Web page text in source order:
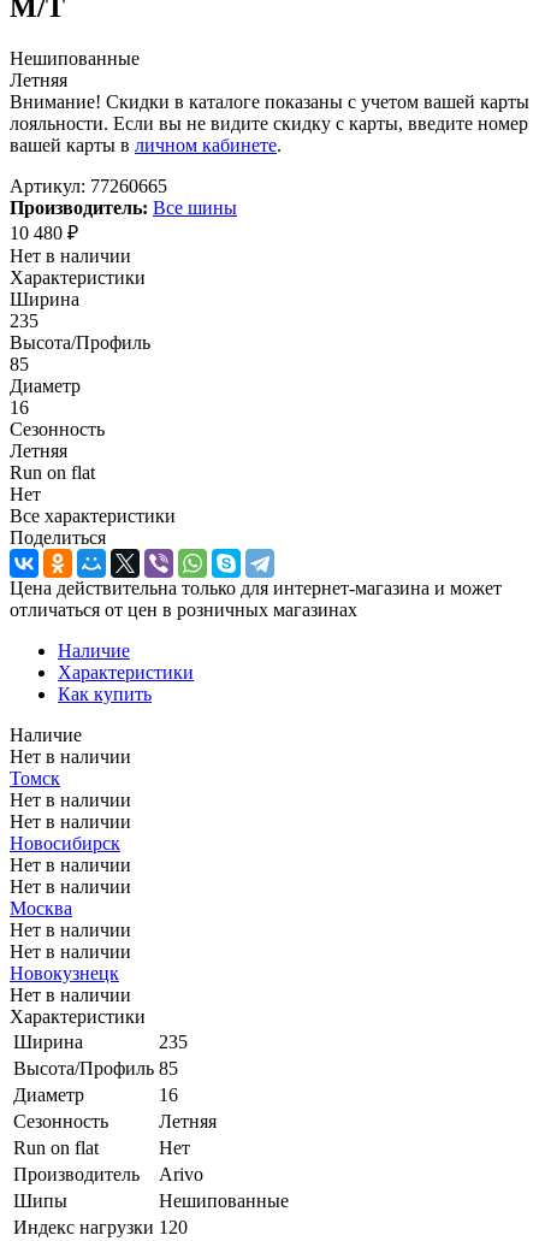
M/T
Нешипованные
Летняя
Внимание! Скидки в каталоге показаны с учетом вашей карты
лояльности. Если вы не видите скидку с карты, введите номер
вашей карты в личном кабинете.
Артикул: 77260665
Производитель: Все шины
10 480 ₽
Нет в наличии
Характеристики
Ширина
235
Высота/Профиль
85
Диаметр
16
Сезонность
Летняя
Run on flat
Нет
Все характеристики
Поделиться
Цена действительна только для интернет-магазина и может
отличаться от цен в розничных магазинах
Наличие
Характеристики
Как купить
Наличие
Нет в наличии
Томск
Нет в наличии
Нет в наличии
Новосибирск
Нет в наличии
Нет в наличии
Москва
Нет в наличии
Нет в наличии
Новокузнецк
Нет в наличии
Характеристики
Ширина
235
Высота/Профиль 85
Диаметр
16
Сезонность
Летняя
Run on flat
Нет
Производитель
Arivo
Шипы
Нешипованные
Индекс нагрузки 120